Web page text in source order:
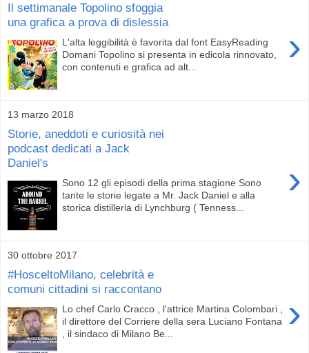
Il settimanale Topolino sfoggia
una grafica a prova di dislessia
›
L'alta leggibilità è favorita dal font EasyReading
Domani Topolino si presenta in edicola rinnovato,
con contenuti e grafica ad alt...
13 marzo 2018
Storie, aneddoti e curiosità nei
podcast dedicati a Jack
Daniel's
›
Sono 12 gli episodi della prima stagione Sono
tante le storie legate a Mr. Jack Daniel e alla
storica distilleria di Lynchburg ( Tenness...
30 ottobre 2017
#HosceltoMilano, celebrità e
comuni cittadini si raccontano
›
Lo chef Carlo Cracco , l'attrice Martina Colombari ,
il direttore del Corriere della sera Luciano Fontana
, il sindaco di Milano Be...